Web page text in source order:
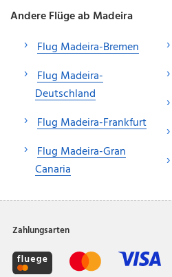
Andere Flüge ab Madeira
Flug Madeira-Bremen
Flug Madeira-
Deutschland
Flug Madeira-Frankfurt
Flug Madeira-Gran
Canaria